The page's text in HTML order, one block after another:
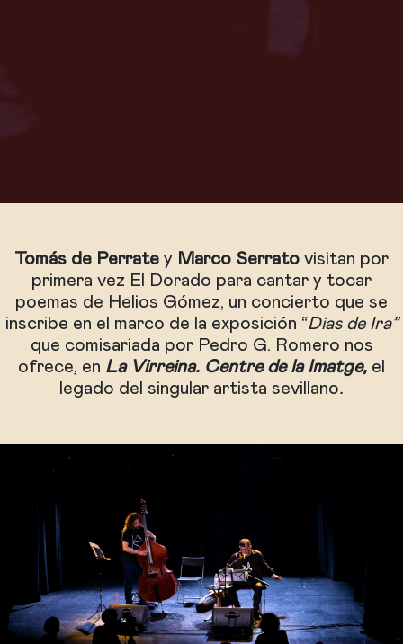
Tomás de Perrate y Marco Serrato visitan por
primera vez El Dorado para cantar y tocar
poemas de Helios Gómez, un concierto que se
inscribe en el marco de la exposición “Dias de Ira”
que comisariada por Pedro G. Romero nos
ofrece, en La Virreina. Centre de la Imatge, el
legado del singular artista sevillano.